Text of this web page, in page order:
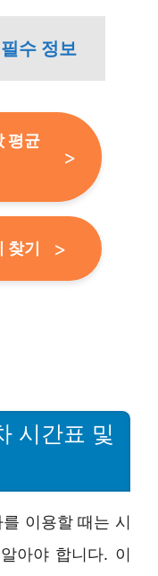
수 정보
평균
찾기
시간표 및
이용할 때는 시
아야 합니다. 이